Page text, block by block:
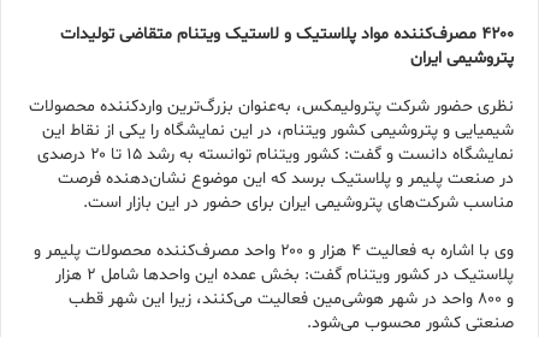
۴۲۰۰ مصرف‌کننده مواد پلاستیک و لاستیک ویتنام متقاضی تولیدات
پتروشیمی ایران
نظری حضور شرکت پترولیمکس، به‌عنوان بزرگ‌ترین واردکننده محصولات
شیمیایی و پتروشیمی کشور ویتنام، در این نمایشگاه را یکی از نقاط این
نمایشگاه دانست و گفت: کشور ویتنام توانسته به رشد ۱۵ تا ۲۰ درصدی
در صنعت پلیمر و پلاستیک برسد که این موضوع نشان‌دهنده فرصت
مناسب شرکت‌های پتروشیمی ایران برای حضور در این بازار است.
وی با اشاره به فعالیت ۴ هزار و ۲۰۰ واحد مصرف‌کننده محصولات پلیمر و
پلاستیک در کشور ویتنام گفت: بخش عمده این واحدها شامل ۲ هزار
و ۸۰۰ واحد در شهر هوشی‌مین فعالیت می‌کنند، زیرا این شهر قطب
صنعتی کشور محسوب می‌شود.